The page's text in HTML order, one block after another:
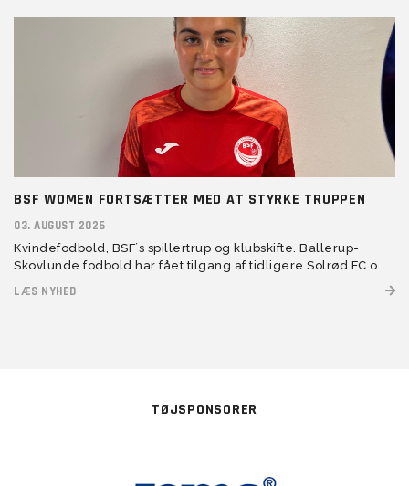
BSF WOMEN FORTSÆTTER MED AT STYRKE TRUPPEN
03. AUGUST 2026
Kvindefodbold, BSF´s spillertrup og klubskifte. Ballerup-
Skovlunde fodbold har fået tilgang af tidligere Solrød FC o...
LÆS NYHED
TØJSPONSORER